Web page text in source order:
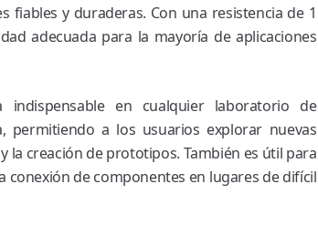
fiables y duraderas. Con una resistencia de 1
adecuada para la mayoría de aplicaciones
en cualquier laboratorio de
permitiendo a los usuarios explorar nuevas
la creación de prototipos. También es útil para
conexión de componentes en lugares de difícil